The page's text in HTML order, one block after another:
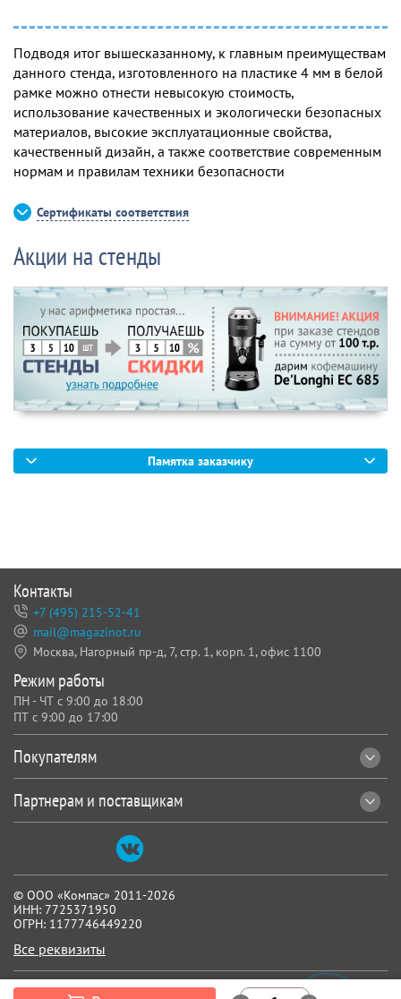
Подводя итог вышесказанному, к главным преимуществам
данного стенда, изготовленного на пластике 4 мм в белой
рамке можно отнести невысокую стоимость,
использование качественных и экологически безопасных
материалов, высокие эксплуатационные свойства,
качественный дизайн, а также соответствие современным
нормам и правилам техники безопасности
Сертификаты соответствия
Акции на стенды
Памятка заказчику
© ООО «Компас» 2011-2026
ИНН: 7725371950
ОГРН: 1177746449220
Все реквизиты
Покупателям
Партнерам и поставщикам
Контакты
+7 (495) 215-52-41
mail@magazinot.ru
Москва, Нагорный пр-д, 7, стр. 1, корп. 1, офис 1100
Режим работы
ПН - ЧТ с 9:00 до 18:00
ПТ с 9:00 до 17:00